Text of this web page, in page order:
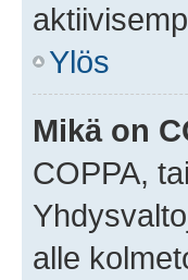
Ylös
Mikä on
COPPA,
alle